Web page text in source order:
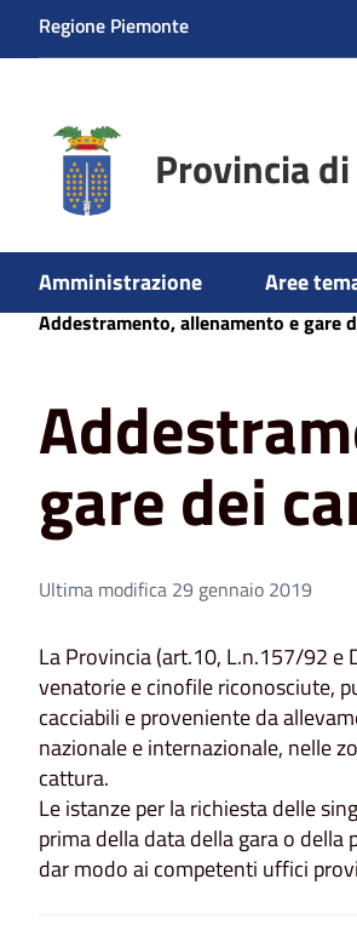
Regione Piemonte
Provincia
Amministrazione Aree
Home Aree tematiche Caccia,
Addestramento, allenamento e gare
gare dei
Ultima modifica 29 gennaio 2019
La Provincia (art.10, L.n.157/92 e
venatorie e cinofile riconosciute,
cacciabili e proveniente da
nazionale e internazionale, nelle
cattura.
Le istanze per la richiesta delle
prima della data della gara o
dar modo ai competenti uffici